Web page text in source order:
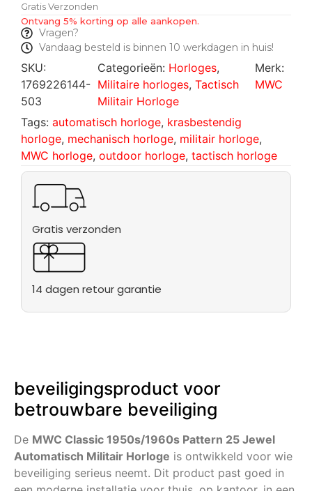
Gratis Verzonden
Ontvang 5% korting op alle aankopen.
Vragen?
Vandaag besteld is binnen 10 werkdagen in huis!
SKU:
1769226144-
503
Categorieën: Horloges,
Militaire horloges, Tactisch
Militair Horloge
Merk:
MWC
Tags: automatisch horloge, krasbestendig
horloge, mechanisch horloge, militair horloge,
MWC horloge, outdoor horloge, tactisch horloge
Gratis verzonden
14 dagen retour garantie
beveiligingsproduct voor
betrouwbare beveiliging
De MWC Classic 1950s/1960s Pattern 25 Jewel
Automatisch Militair Horloge is ontwikkeld voor wie
beveiliging serieus neemt. Dit product past goed in